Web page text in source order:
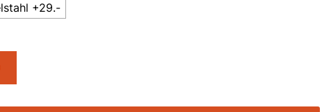
+29.-